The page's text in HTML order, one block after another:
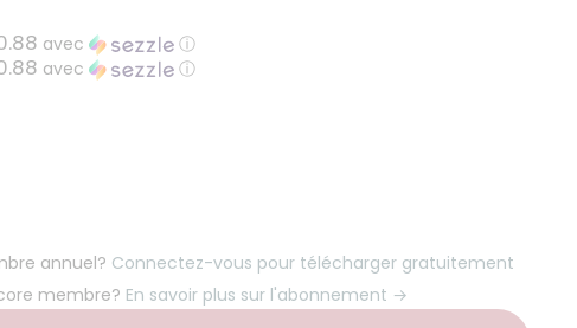
avec
ⓘ
avec ⓘ
annuel? Connectez-vous pour télécharger gratuitement
membre? En savoir plus sur l'abonnement →